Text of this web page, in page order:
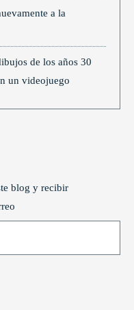
a la
de los años 30
un videojuego
blog y recibir